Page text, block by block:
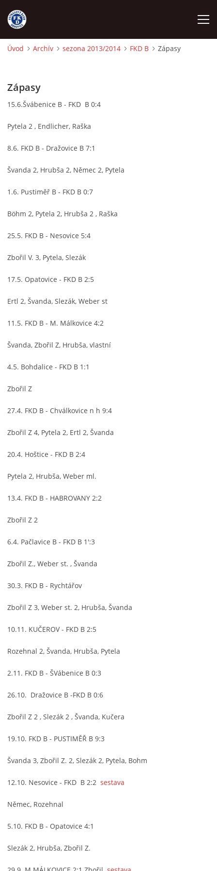
NÁBOR
FKD B
MLADŠÍ ŽÁCI
STARŠÍ PŘÍPRAVKA R 2012 + 2013
MLADŠÍ PŘÍPRAVKA R2014-2015
ARCHÍV
DOTACE
ičo 27005305
© 2026 eStránky.cz
Úvod Archív sezona 2013/2014 FKD B Zápasy
Zápasy
15.6.Švábenice B - FKD B 0:4
Pytela 2 , Endlicher, Raška
8.6. FKD B - Dražovice B 7:1
Švanda 2, Hrubša 2, Němec 2, Pytela
1.6. Pustiměř B - FKD B 0:7
Böhm 2, Pytela 2, Hrubša 2 , Raška
25.5. FKD B - Nesovice 5:4
Zbořil V. 3, Pytela, Slezák
17.5. Opatovice - FKD B 2:5
Ertl 2, Švanda, Slezák, Weber st
11.5. FKD B - M. Málkovice 4:2
Švanda, Zbořil Z, Hrubša, vlastní
4.5. Bohdalice - FKD B 1:1
Zbořil Z
27.4. FKD B - Chválkovice n h 9:4
Zbořil Z 4, Pytela 2, Ertl 2, Švanda
20.4. Hoštice - FKD B 2:4
Pytela 2, Hrubša, Weber ml.
13.4. FKD B - HABROVANY 2:2
Zbořil Z 2
6.4. Pačlavice B - FKD B 1':3
Zbořil Z., Weber st. , Švanda
30.3. FKD B - Rychtářov
Zbořil Z 3, Weber st. 2, Hrubša, Švanda
10.11. KUČEROV - FKD B 2:5
Rozehnal 2, Švanda, Hrubša, Pytela
2.11. FKD B - ŠVábenice B 0:3
26.10. Dražovice B -FKD B 0:6
Zbořil Z 2 , Slezák 2 , Švanda, Kučera
19.10. FKD B - PUSTIMĚŘ B 9:3
Švanda 3, Zbořil Z. 2, Slezák 2, Pytela, Bohm
12.10. Nesovice - FKD B 2:2 sestava
Němec, Rozehnal
5.10. FKD B - Opatovice 4:1
Slezák 2, Hrubša, Zbořil Z.